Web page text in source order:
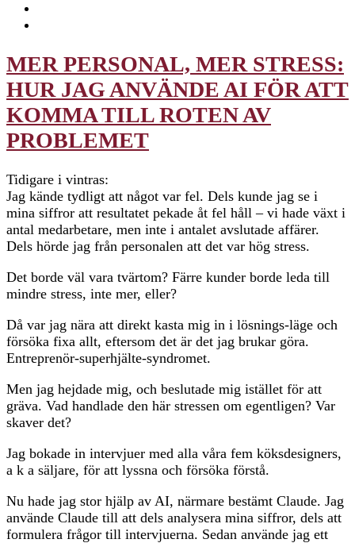
MER PERSONAL, MER STRESS:
HUR JAG ANVÄNDE AI FÖR ATT
KOMMA TILL ROTEN AV
PROBLEMET
Tidigare i vintras:
Jag kände tydligt att något var fel. Dels kunde jag se i
mina siffror att resultatet pekade åt fel håll – vi hade växt i
antal medarbetare, men inte i antalet avslutade affärer.
Dels hörde jag från personalen att det var hög stress.
Det borde väl vara tvärtom? Färre kunder borde leda till
mindre stress, inte mer, eller?
Då var jag nära att direkt kasta mig in i lösnings-läge och
försöka fixa allt, eftersom det är det jag brukar göra.
Entreprenör-superhjälte-syndromet.
Men jag hejdade mig, och beslutade mig istället för att
gräva. Vad handlade den här stressen om egentligen? Var
skaver det?
Jag bokade in intervjuer med alla våra fem köksdesigners,
a k a säljare, för att lyssna och försöka förstå.
Nu hade jag stor hjälp av AI, närmare bestämt Claude. Jag
använde Claude till att dels analysera mina siffror, dels att
formulera frågor till intervjuerna. Sedan använde jag ett